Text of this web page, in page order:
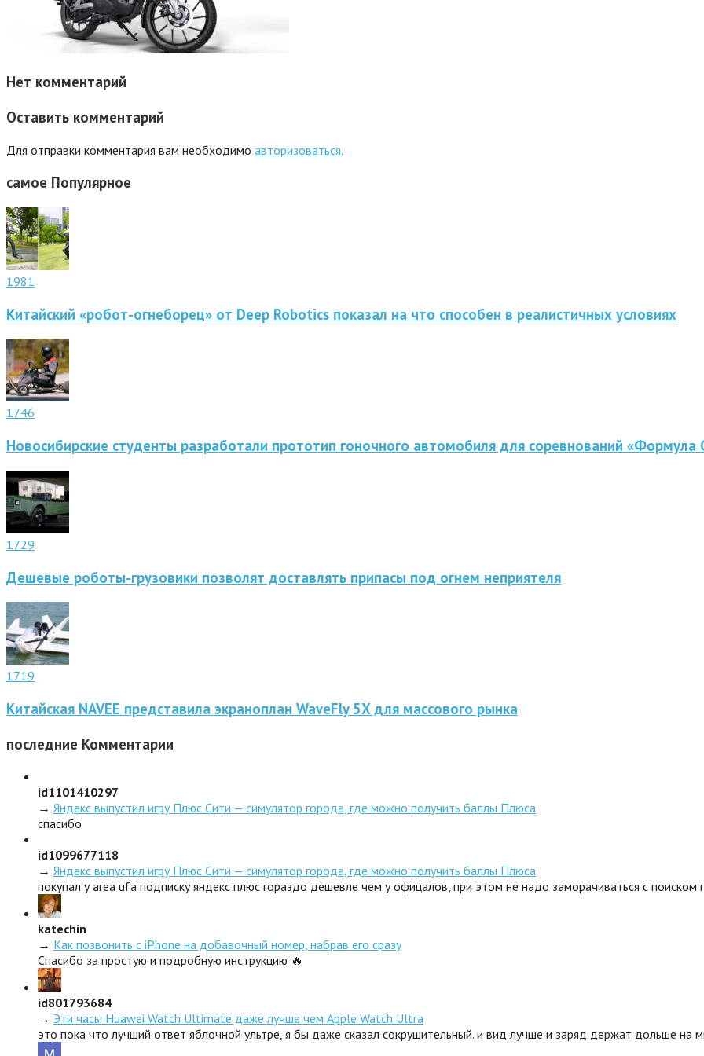
Нет комментарий
Оставить комментарий
Для отправки комментария вам необходимо авторизоваться.
самое Популярное
1981
Китайский «робот-огнеборец» от Deep Robotics показал на что способен в реалистичных условиях
1746
Новосибирские студенты разработали прототип гоночного автомобиля для соревнований «Формула
1729
Дешевые роботы-грузовики позволят доставлять припасы под огнем неприятеля
1719
Китайская NAVEE представила экраноплан WaveFly 5X для массового рынка
последние Комментарии
id1101410297
→ Яндекс выпустил игру Плюс Сити — симулятор города, где можно получить баллы Плюса
спасибо
id1099677118
→ Яндекс выпустил игру Плюс Сити — симулятор города, где можно получить баллы Плюса
покупал у area ufa подписку яндекс плюс гораздо дешевле чем у офицалов, при этом не надо заморачиваться с поиском
katechin
→ Как позвонить с iPhone на добавочный номер, набрав его сразу
Спасибо за простую и подробную инструкцию 🔥
id801793684
→ Эти часы Huawei Watch Ultimate даже лучше чем Apple Watch Ultra
это пока что лучший ответ яблочной ультре, я бы даже сказал сокрушительный. и вид лучше и заряд держат дольше на